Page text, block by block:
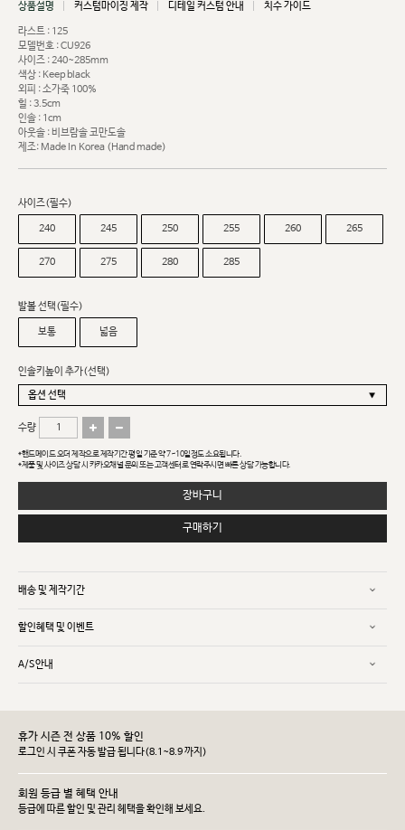
상품설명 커스텀마이징 제작 디테일 커스텀 안내 치수 가이드
라스트 : 125
모델번호 : CU926
사이즈 : 240~285mm
색상 : Keep black
외피 : 소가죽 100%
힐 : 3.5cm
인솔 : 1cm
아웃솔 : 비브람솔 코만도솔
제조: Made In Korea (Hand made)
사이즈(필수)
240 245 250 255 260 265
270 275 280 285
발볼 선택(필수)
보통 넓음
인솔키높이 추가(선택)
수량
*핸드메이드 오더 제작으로 제작기간 평일 기준 약 7~10일정도 소요됩니다.
*제품 및 사이즈 상담 시 카카오채널 문의 또는 고객센터로 연락주시면 빠른 상담 가능합니다.
장바구니
구매하기
배송 및 제작기간
할인혜택 및 이벤트
A/S안내
휴가 시즌 전 상품 10% 할인
로그인 시 쿠폰 자동 발급 됩니다(8.1~8.9 까지)
회원 등급 별 혜택 안내
등급에 따른 할인 및 관리 헤택을 확인해 보세요.